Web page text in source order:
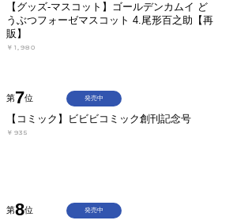
【グッズ-マスコット】ゴールデンカムイ ど
うぶつフォーゼマスコット 4.尾形百之助【再
販】
￥1,980
第7位
【コミック】ビビビコミック創刊記念号
￥935
発売中
第8位 発売中